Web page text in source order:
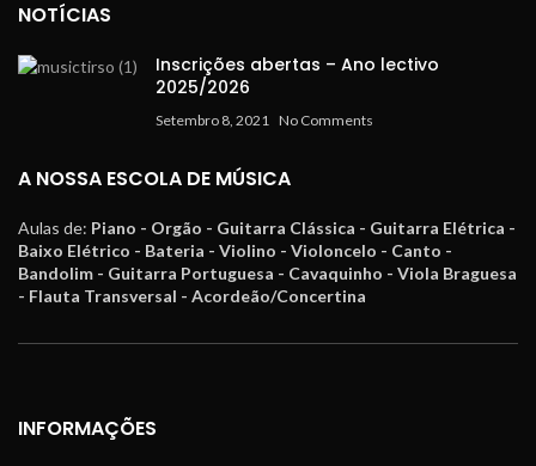
NOTÍCIAS
Inscrições abertas – Ano lectivo
2025/2026
Setembro 8, 2021 No Comments
A NOSSA ESCOLA DE MÚSICA
Aulas de: Piano - Orgão - Guitarra Clássica - Guitarra Elétrica -
Baixo Elétrico - Bateria - Violino - Violoncelo - Canto -
Bandolim - Guitarra Portuguesa - Cavaquinho - Viola Braguesa
- Flauta Transversal - Acordeão/Concertina
INFORMAÇÕES